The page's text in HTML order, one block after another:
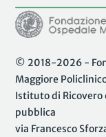
© 2018-2026 -
Maggiore
Istituto di Ricovero
pubblica
via Francesco